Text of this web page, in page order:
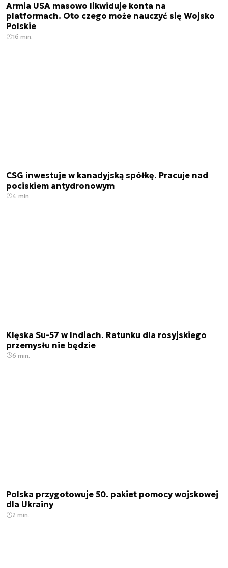
Armia USA masowo likwiduje konta na
platformach. Oto czego może nauczyć się Wojsko
Polskie
16 min.
CSG inwestuje w kanadyjską spółkę. Pracuje nad
pociskiem antydronowym
4 min.
Klęska Su-57 w Indiach. Ratunku dla rosyjskiego
przemysłu nie będzie
6 min.
Polska przygotowuje 50. pakiet pomocy wojskowej
dla Ukrainy
2 min.